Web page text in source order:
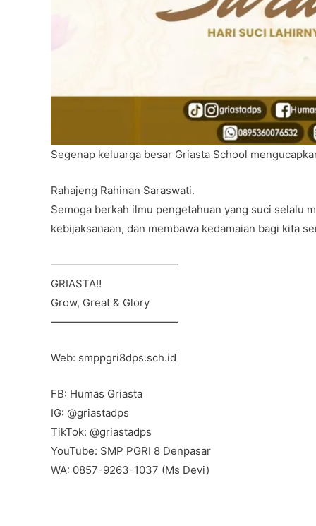
Segenap keluarga besar Griasta School
Rahajeng Rahinan Saraswati.
Semoga berkah ilmu pengetahuan yang suci selalu
kebijaksanaan, dan membawa kedamaian bagi kita
————————————
GRIASTA‼️
Grow, Great & Glory
————————————
Web: smppgri8dps.sch.id
FB: Humas Griasta
IG: @griastadps
TikTok: @griastadps
YouTube: SMP PGRI 8 Denpasar
WA: 0857-9263-1037 (Ms Devi)